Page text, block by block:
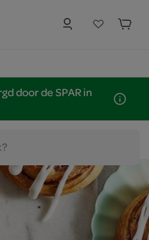
door de SPAR in